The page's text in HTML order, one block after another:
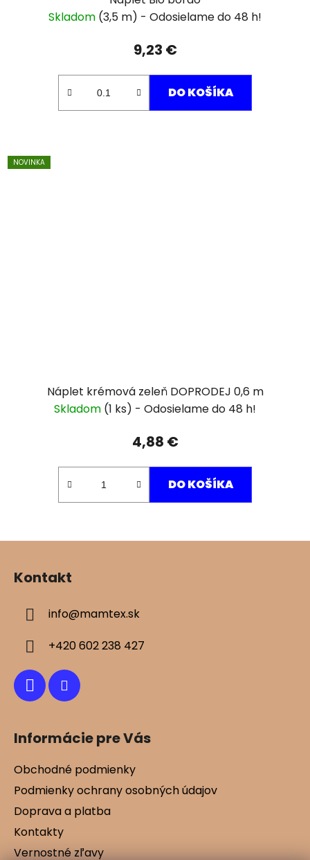
Skladom (3,5 m)
9,23 €
DO KOŠÍKA
NOVINKA
Náplet krémová zeleň DOPRODEJ 0,6 m
Skladom (1 ks)
4,88 €
DO KOŠÍKA
Kontakt
info@mamtex.sk
+420 602 238 427
Informácie pre Vás
Obchodné podmienky
Podmienky ochrany osobných údajov
Doprava a platba
Kontakty
Vernostné zľavy